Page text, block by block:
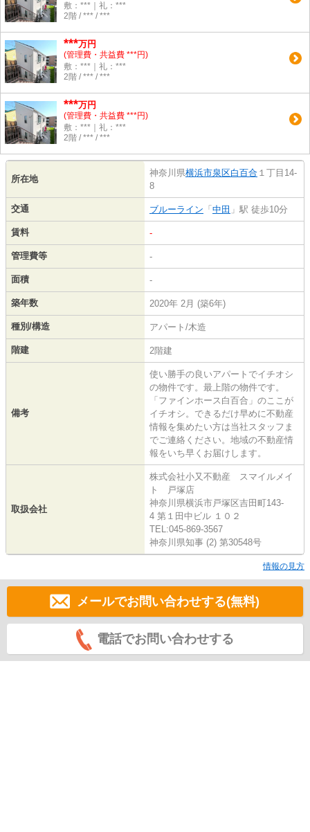
敷：***｜礼：***
2階 / *** / ***
***万円
(管理費・共益費 ***円)
敷：***｜礼：***
2階 / *** / ***
***万円
(管理費・共益費 ***円)
敷：***｜礼：***
2階 / *** / ***
所在地
神奈川県横浜市泉区白百合 １丁目14-
8
交通 ブルーライン 「 中田 」駅 徒歩10分
賃料 -
管理費等 -
面積 -
築年数 2020年 2月 (築6年)
種別/構造 アパート/木造
階建 2階建
備考
使い勝手の良いアパートでイチオシ
の物件です。最上階の物件です。
「ファインホース白百合」のここが
イチオシ。できるだけ早めに不動産
情報を集めたい方は当社スタッフま
でご連絡ください。地域の不動産情
報をいち早くお届けします。
取扱会社
株式会社小又不動産 スマイルメイ
ト 戸塚店
神奈川県横浜市戸塚区吉田町143-
4 第１田中ビル １０２
TEL:045-869-3567
神奈川県知事 (2) 第30548号
情報の見方
メールでお問い合わせする(無料)
電話でお問い合わせする